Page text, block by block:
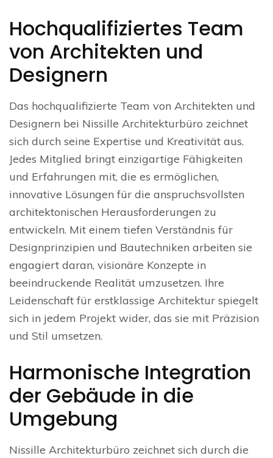
Hochqualifiziertes Team
von Architekten und
Designern
Das hochqualifizierte Team von Architekten und
Designern bei Nissille Architekturbüro zeichnet
sich durch seine Expertise und Kreativität aus.
Jedes Mitglied bringt einzigartige Fähigkeiten
und Erfahrungen mit, die es ermöglichen,
innovative Lösungen für die anspruchsvollsten
architektonischen Herausforderungen zu
entwickeln. Mit einem tiefen Verständnis für
Designprinzipien und Bautechniken arbeiten sie
engagiert daran, visionäre Konzepte in
beeindruckende Realität umzusetzen. Ihre
Leidenschaft für erstklassige Architektur spiegelt
sich in jedem Projekt wider, das sie mit Präzision
und Stil umsetzen.
Harmonische Integration
der Gebäude in die
Umgebung
Nissille Architekturbüro zeichnet sich durch die